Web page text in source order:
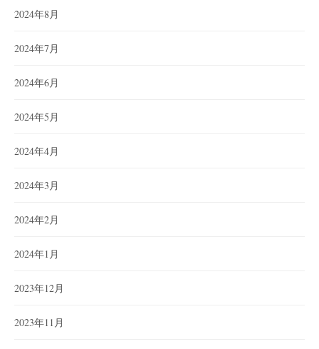
2024年8月
2024年7月
2024年6月
2024年5月
2024年4月
2024年3月
2024年2月
2024年1月
2023年12月
2023年11月